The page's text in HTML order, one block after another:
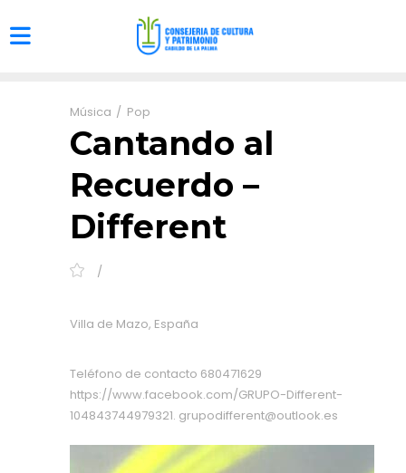
Música Pop
Cantando al
Recuerdo –
Different
Villa de Mazo, España
Teléfono de contacto 680471629
https://www.facebook.com/GRUPO-Different-
104843744979321. grupodifferent@outlook.es